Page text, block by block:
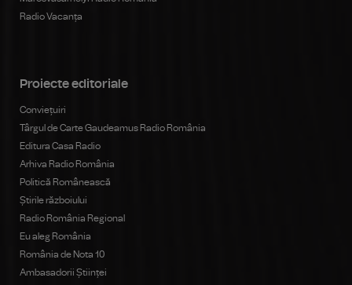
Radio Vacanța
Proiecte editoriale
Conviețuiri
Târgul de Carte Gaudeamus Radio România
Editura Casa Radio
Arhiva Radio România
Politică Românească
Știrile războiului
Radio România Regional
Eu aleg România
România de Nota 10
Ambasadorii Științei